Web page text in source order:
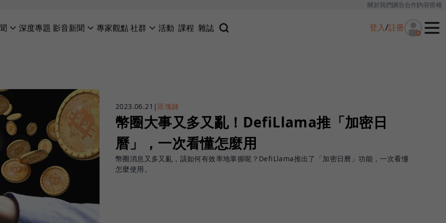
關於我們廣告合作內容授權
深度專題 影音新聞 專家觀點社群 活動 課程 雜誌 登入/註冊
2023.06.21 | 區塊鏈
幣圈大事又多又亂！DefiLlama推「加密日
曆」，一次看懂怎麼用
幣圈消息又多又亂，該如何有效率地掌握呢？DefiLlama推出了「加密日曆」功能，一次看懂
怎麼使用。